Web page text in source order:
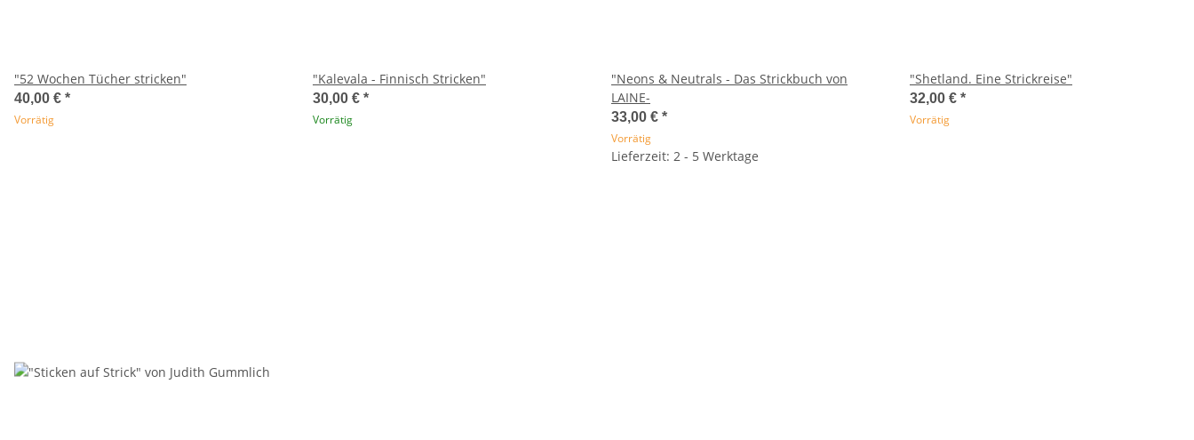
"52 Wochen Tücher stricken"
40,00 € *
Vorrätig
"Kalevala - Finnisch Stricken"
30,00 € *
Vorrätig
"Neons & Neutrals - Das Strickbuch von
LAINE-
33,00 € *
Vorrätig
Lieferzeit: 2 - 5 Werktage
"Shetland. Eine Strickreise"
32,00 € *
Vorrätig